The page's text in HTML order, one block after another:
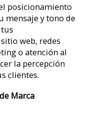
posicionamiento
mensaje y tono de
web, redes
o atención al
la percepción
clientes.
Marca